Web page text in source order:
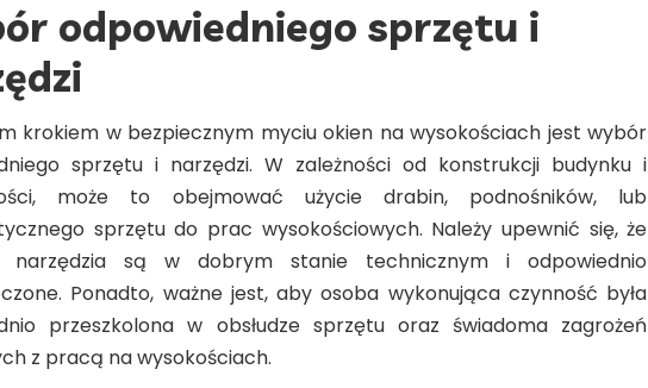
odpowiedniego sprzętu i
krokiem w bezpiecznym myciu okien na wysokościach jest wybór
sprzętu i narzędzi. W zależności od konstrukcji budynku i
może to obejmować użycie drabin, podnośników, lub
sprzętu do prac wysokościowych. Należy upewnić się, że
narzędzia są w dobrym stanie technicznym i odpowiednio
Ponadto, ważne jest, aby osoba wykonująca czynność była
przeszkolona w obsłudze sprzętu oraz świadoma zagrożeń
z pracą na wysokościach.